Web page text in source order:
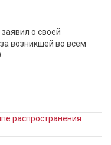
о своей
возникшей во всем